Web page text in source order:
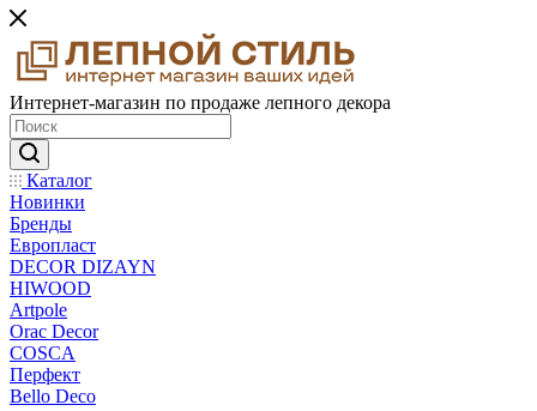
Интернет-магазин по продаже лепного декора
Каталог
Новинки
Бренды
Европласт
DECOR DIZAYN
HIWOOD
Artpole
Orac Decor
COSCA
Перфект
Bello Deco